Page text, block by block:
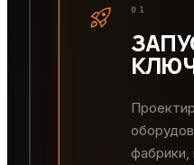
rocket_launch 01
фабрики,